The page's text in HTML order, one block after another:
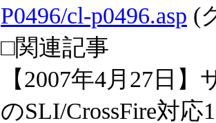
P0496/cl-p0496.asp (
□関連記事
【2007年4月27日
のSLI/CrossFire対応